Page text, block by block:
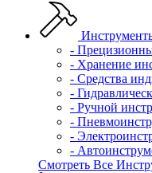
-
- Хранение
- Средства
-
- Ручной
-
-
-
Смотреть Все